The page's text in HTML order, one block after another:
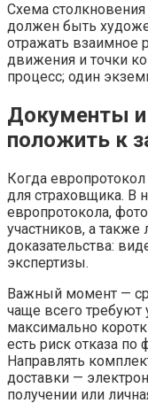
Схема
должен быть
отражать взаимное
движения и точки
процесс; один
Документы и
положить к
Когда
для страховщика. В
европротокола,
участников, а
доказательства:
экспертизы.
Важный момент —
чаще всего
максимально
есть риск отказа
Направлять
доставки —
получении или